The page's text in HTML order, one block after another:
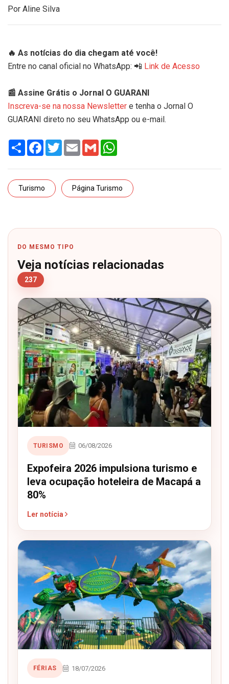
Por Aline Silva
🔥 As notícias do dia chegam até você!
Entre no canal oficial no WhatsApp: 📲 Link de Acesso
📰 Assine Grátis o Jornal O GUARANI
Inscreva-se na nossa Newsletter e tenha o Jornal O
GUARANI direto no seu WhatsApp ou e-mail.
Share Facebook
TwitterEmail Gmail
Turismo Página Turismo
DO MESMO TIPO
Veja notícias relacionadas
237
TURISMO 06/08/2026
Expofeira 2026 impulsiona turismo e
leva ocupação hoteleira de Macapá a
80%
Ler notícia
FÉRIAS 18/07/2026